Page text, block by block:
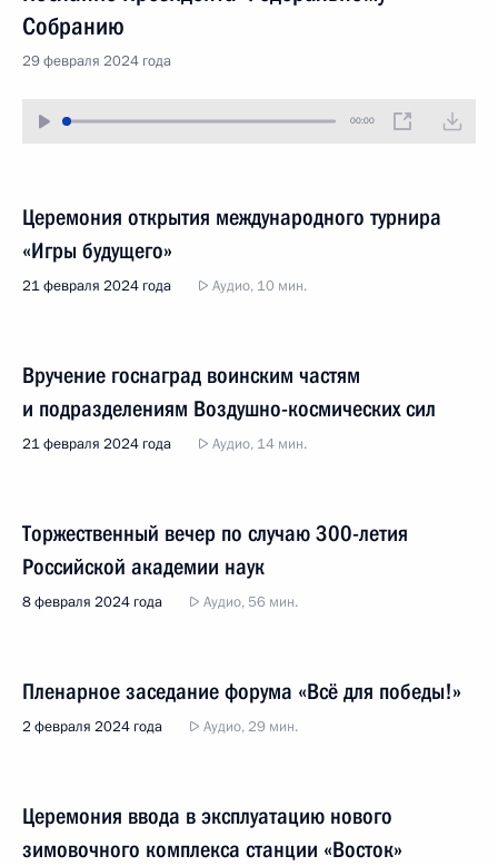
Собранию
29 февраля 2024 года
00:00
Церемония открытия международного турнира
«Игры будущего»
21 февраля 2024 года Аудио, 10 мин.
Вручение госнаград воинским частям
и подразделениям Воздушно-космических сил
21 февраля 2024 года Аудио, 14 мин.
Торжественный вечер по случаю 300-летия
Российской академии наук
8 февраля 2024 года Аудио, 56 мин.
Пленарное заседание форума «Всё для победы!»
2 февраля 2024 года Аудио, 29 мин.
Церемония ввода в эксплуатацию нового
зимовочного комплекса станции «Восток»